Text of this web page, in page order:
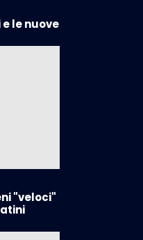
le nuove
"veloci"